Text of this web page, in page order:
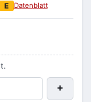
E Datenblatt
+